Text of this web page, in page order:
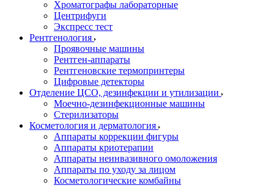
Хроматографы лабораторные
Центрифуги
Экспресс тест
Рентгенология
Проявочные машины
Рентген-аппараты
Рентгеновские термопринтеры
Цифровые детекторы
Отделение ЦСО, дезинфекции и утилизации
Моечно-дезинфекционные машины
Стерилизаторы
Косметология и дерматология
Аппараты коррекции фигуры
Аппараты криотерапии
Аппараты неинвазивного омоложения
Аппараты по уходу за лицом
Косметологические комбайны